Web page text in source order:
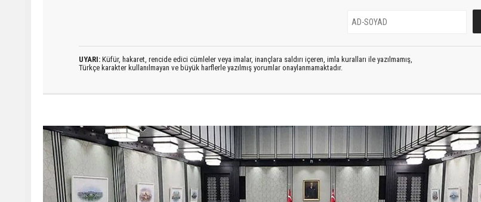
UYARI: Küfür, hakaret, rencide edici cümleler veya imalar, inançlara saldırı içeren, imla kuralları ile yazılmamış,
Türkçe karakter kullanılmayan ve büyük harflerle yazılmış yorumlar onaylanmamaktadır.